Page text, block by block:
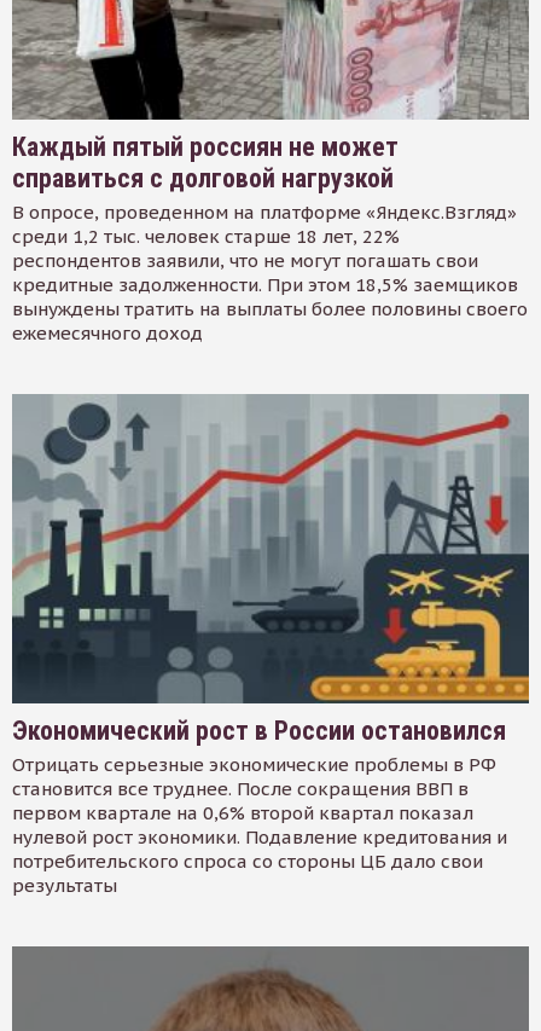
Каждый пятый россиян не может
справиться с долговой нагрузкой
В опросе, проведенном на платформе «Яндекс.Взгляд»
среди 1,2 тыс. человек старше 18 лет, 22%
респондентов заявили, что не могут погашать свои
кредитные задолженности. При этом 18,5% заемщиков
вынуждены тратить на выплаты более половины своего
ежемесячного доход
Экономический рост в России остановился
Отрицать серьезные экономические проблемы в РФ
становится все труднее. После сокращения ВВП в
первом квартале на 0,6% второй квартал показал
нулевой рост экономики. Подавление кредитования и
потребительского спроса со стороны ЦБ дало свои
результаты